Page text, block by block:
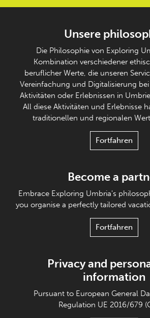
Unsere
Die Philosophie von Exploring
Kombination verschiedener
beruflicher Werte, die unseren
Vereinfachung und Digitalisierung
Aktivitäten oder Erlebnissen in
All diese Aktivitäten und Erlebnisse
traditionellen und regionalen
Fortfahren
Become a
Embrace Exploring Umbria's
you organise a perfectly tailored
Fortfahren
Privacy and
information
Pursuant to European General
Regulation UE 2016/679